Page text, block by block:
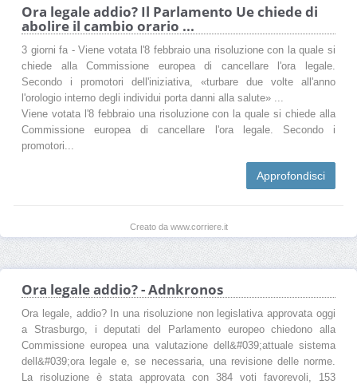
Ora legale addio? Il Parlamento Ue chiede di
abolire il cambio orario ...
3 giorni fa - Viene votata l'8 febbraio una risoluzione con la quale si
chiede alla Commissione europea di cancellare l'ora legale.
Secondo i promotori dell'iniziativa, «turbare due volte all'anno
l'orologio interno degli individui porta danni alla salute» ...
Viene votata l'8 febbraio una risoluzione con la quale si chiede alla
Commissione europea di cancellare l'ora legale. Secondo i
promotori...
Approfondisci
Creato da www.corriere.it
Ora legale addio? - Adnkronos
Ora legale, addio? In una risoluzione non legislativa approvata oggi
a Strasburgo, i deputati del Parlamento europeo chiedono alla
Commissione europea una valutazione dell&#039;attuale sistema
dell&#039;ora legale e, se necessaria, una revisione delle norme.
La risoluzione è stata approvata con 384 voti favorevoli, 153